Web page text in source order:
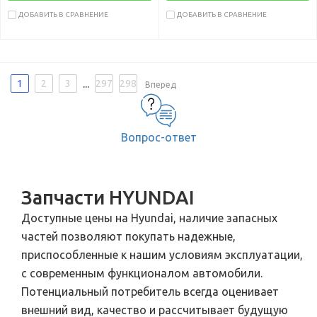
ДОБАВИТЬ В СРАВНЕНИЕ ДОБАВИТЬ В СРАВНЕНИЕ
1 2 3 ... 297 298 Вперед
Вопрос-ответ
Запчасти HYUNDAI
Доступные цены на Hyundai, наличие запасных
частей позволяют покупать надежные,
приспособленные к нашим условиям эксплуатации,
с современным функционалом автомобили.
Потенциальный потребитель всегда оценивает
внешний вид, качество и рассчитывает будущую